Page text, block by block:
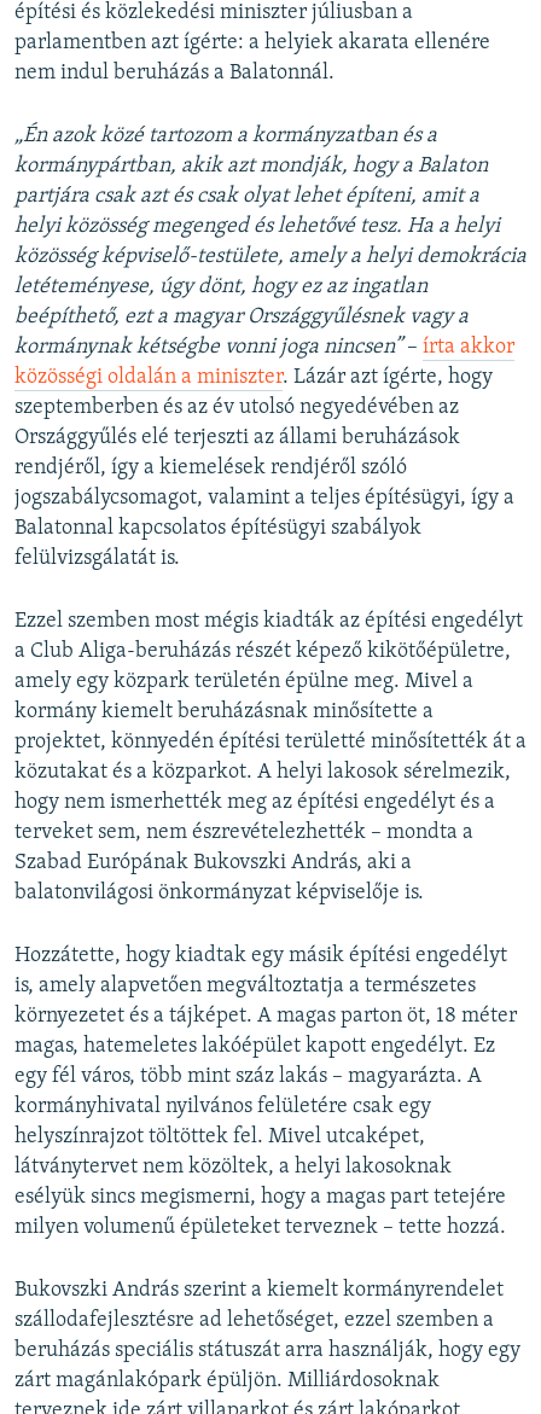
építési és közlekedési miniszter júliusban a
parlamentben azt ígérte: a helyiek akarata ellenére
nem indul beruházás a Balatonnál.
„Én azok közé tartozom a kormányzatban és a
kormánypártban, akik azt mondják, hogy a Balaton
partjára csak azt és csak olyat lehet építeni, amit a
helyi közösség megenged és lehetővé tesz. Ha a helyi
közösség képviselő-testülete, amely a helyi demokrácia
letéteményese, úgy dönt, hogy ez az ingatlan
beépíthető, ezt a magyar Országgyűlésnek vagy a
kormánynak kétségbe vonni joga nincsen”– írta akkor
közösségi oldalán a miniszter. Lázár azt ígérte, hogy
szeptemberben és az év utolsó negyedévében az
Országgyűlés elé terjeszti az állami beruházások
rendjéről, így a kiemelések rendjéről szóló
jogszabálycsomagot, valamint a teljes építésügyi, így a
Balatonnal kapcsolatos építésügyi szabályok
felülvizsgálatát is.
Ezzel szemben most mégis kiadták az építési engedélyt
a Club Aliga-beruházás részét képező kikötőépületre,
amely egy közpark területén épülne meg. Mivel a
kormány kiemelt beruházásnak minősítette a
projektet, könnyedén építési területté minősítették át a
közutakat és a közparkot. A helyi lakosok sérelmezik,
hogy nem ismerhették meg az építési engedélyt és a
terveket sem, nem észrevételezhették – mondta a
Szabad Európának Bukovszki András, aki a
balatonvilágosi önkormányzat képviselője is.
Hozzátette, hogy kiadtak egy másik építési engedélyt
is, amely alapvetően megváltoztatja a természetes
környezetet és a tájképet. A magas parton öt, 18 méter
magas, hatemeletes lakóépület kapott engedélyt. Ez
egy fél város, több mint száz lakás – magyarázta. A
kormányhivatal nyilvános felületére csak egy
helyszínrajzot töltöttek fel. Mivel utcaképet,
látványtervet nem közöltek, a helyi lakosoknak
esélyük sincs megismerni, hogy a magas part tetejére
milyen volumenű épületeket terveznek – tette hozzá.
Bukovszki András szerint a kiemelt kormányrendelet
szállodafejlesztésre ad lehetőséget, ezzel szemben a
beruházás speciális státuszát arra használják, hogy egy
zárt magánlakópark épüljön. Milliárdosoknak